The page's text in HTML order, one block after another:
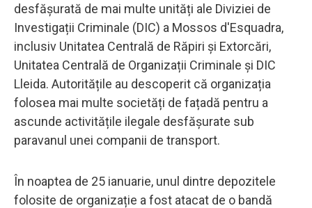
desfășurată de mai multe unități ale Diviziei de
Investigații Criminale (DIC) a Mossos d'Esquadra,
inclusiv Unitatea Centrală de Răpiri și Extorcări,
Unitatea Centrală de Organizații Criminale și DIC
Lleida. Autoritățile au descoperit că organizația
folosea mai multe societăți de fațadă pentru a
ascunde activitățile ilegale desfășurate sub
paravanul unei companii de transport.
În noaptea de 25 ianuarie, unul dintre depozitele
folosite de organizație a fost atacat de o bandă